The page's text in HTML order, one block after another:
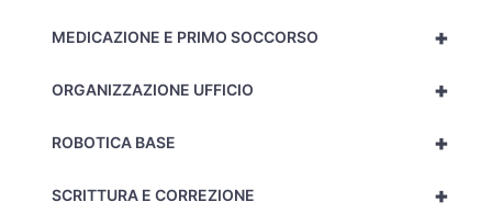
+
MEDICAZIONE E PRIMO SOCCORSO
+
ORGANIZZAZIONE UFFICIO
+
ROBOTICA BASE
+
SCRITTURA E CORREZIONE